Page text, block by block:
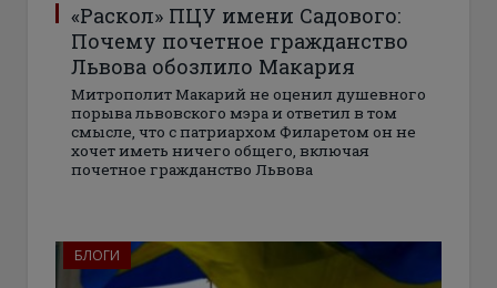
«Раскол» ПЦУ имени Садового:
Почему почетное гражданство
Львова обозлило Макария
Митрополит Макарий не оценил душевного
порыва львовского мэра и ответил в том
смысле, что с патриархом Филаретом он не
хочет иметь ничего общего, включая
почетное гражданство Львова
БЛОГИ